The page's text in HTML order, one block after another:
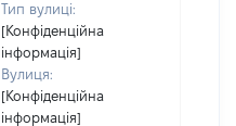
Тип вулиці:
[Конфіденційна
інформація]
Вулиця:
[Конфіденційна
інформація]